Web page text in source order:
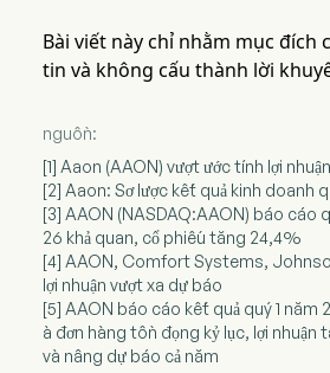
Bài viết này chỉ nhằm mục đích
tin và không cấu thành lời
nguồn:
[1] Aaon (AAON) vượt ước tính lợi
[2] Aaon: Sơ lược kết quả kinh doanh
[3] AAON (NASDAQ:AAON) báo cáo
26 khả quan, cổ phiếu tăng 24,4%
[4] AAON, Comfort Systems,
lợi nhuận vượt xa dự báo
[5] AAON báo cáo kết quả quý 1 năm
à đơn hàng tồn đọng kỷ lục, lợi nhuận
và nâng dự báo cả năm